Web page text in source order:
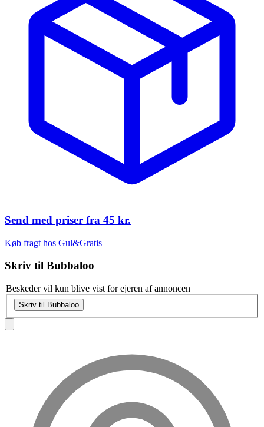
Send med priser fra 45 kr.
Køb fragt hos Gul&Gratis
Skriv til Bubbaloo
Beskeder vil kun blive vist for ejeren af annoncen
Skriv til Bubbaloo